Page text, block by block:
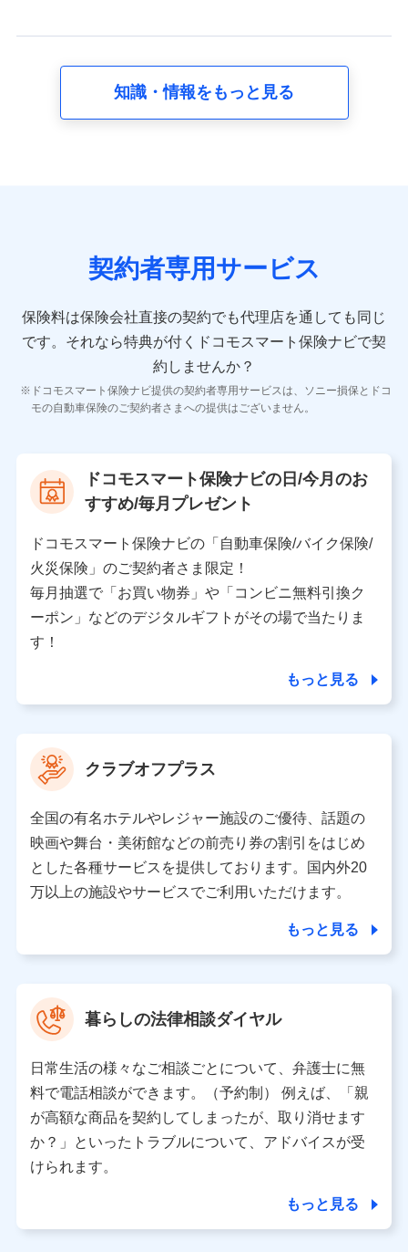
の内容、保険料、保険料のお支払方法、車のメーカーや
走行距離などの情報、建物の構造や築年数などの情報、
険契約に関する情報。例として、保険契約者及び被保険
者の氏名、住所、生年月日、性別、保険契約者と被保険
報、建物の構造や築年数などの情報、ペットの種類や年
齢などの情報などが含まれます。
【共同して利用する者の範囲】
当社
当社又は株式会社NTTドコモが提供する保険関連サービ
スにおけるユーザ登録受付および管理のため
を受けている保険会社・提携会社の保険その他に関する
情報を提供するため、また維持管理等の委託業務遂行の
ため、またそれらに付帯、関連する当社、株式会社NTT
ドコモおよび提携会社のサービスを案内、提供するため
（各サービスで取得したサービス利用履歴、ウェブサイ
トの閲覧履歴、購買履歴、ご契約内容等のパーソナルデ
ータを分析して、お客さまの趣味・嗜好・傾向に応じた
上記に係る案内・手続き・管理等付帯業務を行うため
【当該個人データの管理について責任を有する者の名称・住
所・代表者名】
当該個人データを取り扱う各共同利用者（詳細は次のとお
り）
東京都千代田区永田町2丁目11番1号 山王パークタワー
株式会社NTTドコモ 代表取締役社長 前田 義晃
東京都中央区日本橋人形町2-14-10 アーバンネット日本橋
ビル 3F
※ 当社および株式会社NTTドコモは、お客さまの情報を利
データ憲章」に定める行動原則を順守します 。
※ パーソナルデータダッシュボードの「第三者提供の管
理」の設定状態にかかわらず、共同利用する場合がありま
※ dポイントクラブ会員ではないお客さま（2019年12月11
日以降、一度もdポイントクラブ会員であったことがないお
個人データは、こちら の利用目的の範囲内に限って共同利
用します。
知識・情報をもっと見る
契約者専用サービス
保険料は保険会社直接の契約でも代理店を通しても同じ
です。 それなら特典が付くドコモスマート保険ナビで契
約しませんか？
ドコモスマート保険ナビ提供の契約者専用サービスは、ソニー損保とドコ
モの自動車保険のご契約者さまへの提供はございません。
ドコモスマート保険ナビの日/今月のお
すすめ/毎月プレゼント
ドコモスマート保険ナビの「自動車保険/バイク保険/
火災保険」のご契約者さま限定！
毎月抽選で「お買い物券」や「コンビニ無料引換ク
ーポン」などのデジタルギフトがその場で当たりま
す！
もっと見る
クラブオフプラス
全国の有名ホテルやレジャー施設のご優待、話題の
映画や舞台・美術館などの前売り券の割引をはじめ
とした各種サービスを提供しております。国内外20
万以上の施設やサービスでご利用いただけます。
もっと見る
暮らしの法律相談ダイヤル
日常生活の様々なご相談ごとについて、弁護士に無
料で電話相談ができます。（予約制） 例えば、「親
が高額な商品を契約してしまったが、取り消せます
か？」といったトラブルについて、アドバイスが受
けられます。
もっと見る